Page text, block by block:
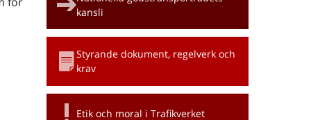
kansli
Styrande dokument, regelverk och
krav
Etik och moral i Trafikverket